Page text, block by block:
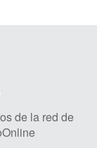
de la red de